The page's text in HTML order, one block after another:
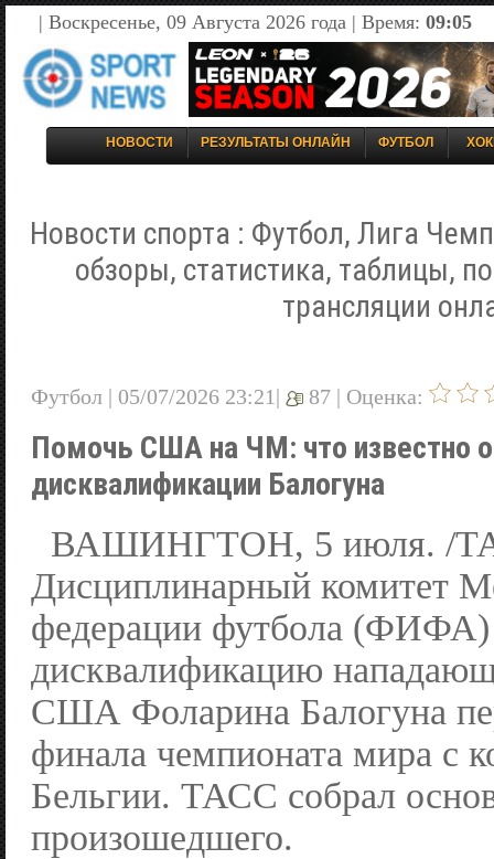
| Воскресенье, 09 Августа 2026 года | Время: 09:05
НОВОСТИ РЕЗУЛЬТАТЫ ОНЛАЙН ФУТБОЛ
Новости спорта : Футбол, Лига
обзоры, статистика, таблицы,
трансляции
Футбол | 05/07/2026 23:21| 87 | Оценка:
Помочь США на ЧМ: что известно о
дисквалификации Балогуна
ВАШИНГТОН, 5 июля. /
Дисциплинарный комитет
федерации футбола (ФИФА)
дисквалификацию
США Фоларина Балогуна
финала чемпионата мира с
Бельгии. ТАСС собрал
произошедшего.